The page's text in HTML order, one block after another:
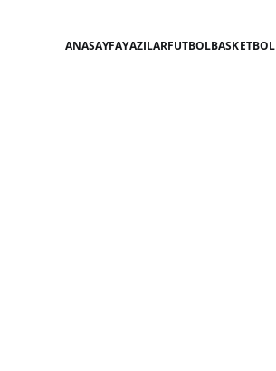
ANASAYFAYAZILARFUTBOLBASKETBOL